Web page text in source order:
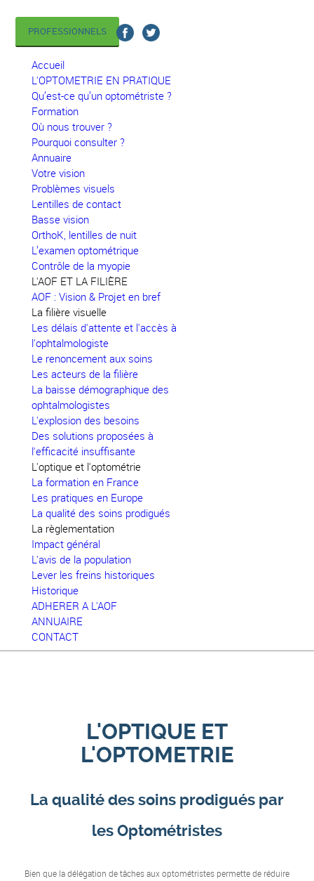
PROFESSIONNELS
Accueil
L'OPTOMETRIE EN PRATIQUE
Qu’est-ce qu’un optométriste ?
Formation
Où nous trouver ?
Pourquoi consulter ?
Annuaire
Votre vision
Problèmes visuels
Lentilles de contact
Basse vision
OrthoK, lentilles de nuit
L’examen optométrique
Contrôle de la myopie
L'AOF ET LA FILIÈRE
AOF : Vision & Projet en bref
La filière visuelle
Les délais d'attente et l'accès à
l'ophtalmologiste
Le renoncement aux soins
Les acteurs de la filière
La baisse démographique des
ophtalmologistes
L'explosion des besoins
Des solutions proposées à
l'efficacité insuffisante
L'optique et l'optométrie
La formation en France
Les pratiques en Europe
La qualité des soins prodigués
La règlementation
Impact général
L'avis de la population
Lever les freins historiques
Historique
ADHERER A L'AOF
ANNUAIRE
CONTACT
L'OPTIQUE ET
L'OPTOMETRIE
La qualité des soins prodigués par
les Optométristes
Bien que la délégation de tâches aux optométristes permette de réduire